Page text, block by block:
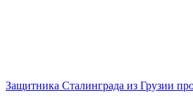
Защитника Сталинграда из Грузии